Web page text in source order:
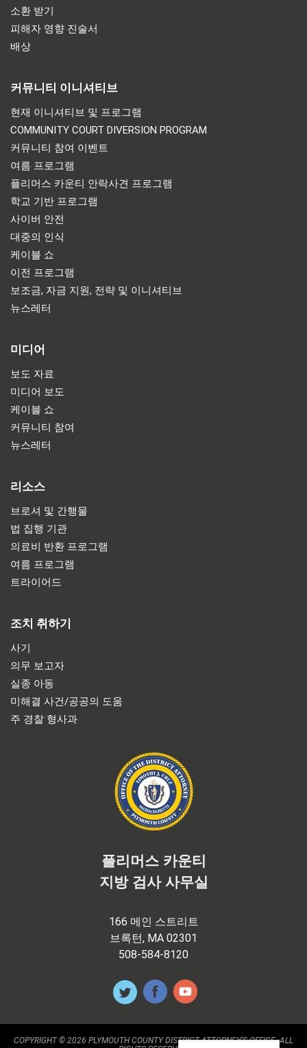
소환 받기
피해자 영향 진술서
배상
커뮤니티 이니셔티브
현재 이니셔티브 및 프로그램
COMMUNITY COURT DIVERSION PROGRAM
커뮤니티 참여 이벤트
여름 프로그램
플리머스 카운티 안락사견 프로그램
학교 기반 프로그램
사이버 안전
대중의 인식
케이블 쇼
이전 프로그램
보조금, 자금 지원, 전략 및 이니셔티브
뉴스레터
미디어
보도 자료
미디어 보도
케이블 쇼
커뮤니티 참여
뉴스레터
리소스
브로셔 및 간행물
법 집행 기관
의료비 반환 프로그램
여름 프로그램
트라이어드
조치 취하기
사기
의무 보고자
실종 아동
미해결 사건/공공의 도움
주 경찰 형사과
플리머스 카운티
지방 검사 사무실
166 메인 스트리트
브록턴, MA 02301
508-584-8120
COPYRIGHT © 2026 PLYMOUTH COUNTY DISTRICT ATTORNEY'S OFFICE. ALL